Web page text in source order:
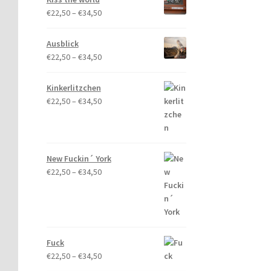
€22,50– €34,50Preisspanne:
€34,50
Ausblick
€22,50– €34,50Preisspanne:
€34,50
Kinkerlitzchen
€22,50– €34,50Preisspanne:
New Fuckin´ York
€22,50– €34,50Preisspanne:
Fuck
€22,50– €34,50Preisspanne: